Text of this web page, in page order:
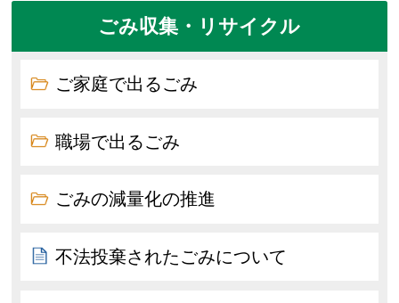
ごみ収集・リサイクル
ご家庭で出るごみ
職場で出るごみ
ごみの減量化の推進
不法投棄されたごみについて